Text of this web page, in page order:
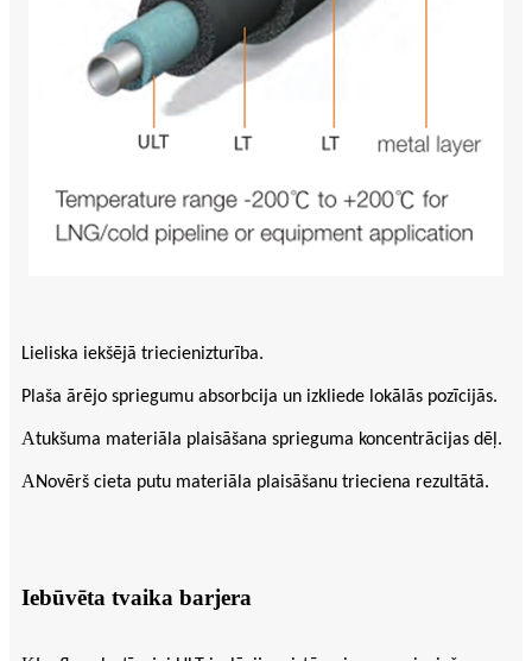
Lieliska iekšējā triecienizturība.
Plaša ārējo spriegumu absorbcija un izkliede lokālās pozīcijās.
Atukšuma materiāla plaisāšana sprieguma koncentrācijas dēļ.
ANovērš cieta putu materiāla plaisāšanu trieciena rezultātā.
Iebūvēta tvaika barjera